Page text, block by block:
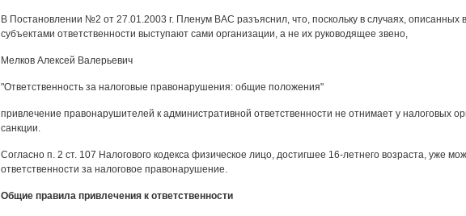
В Постановлении №2 от 27.01.2003 г. Пленум ВАС разъяснил, что, поскольку в случаях, описанных в
субъектами ответственности выступают сами организации, а не их руководящее звено,
Мелков Алексей Валерьевич
"Ответственность за налоговые правонарушения: общие положения"
привлечение правонарушителей к административной ответственности не отнимает у налоговых
санкции.
Согласно п. 2 ст. 107 Налогового кодекса физическое лицо, достигшее 16-летнего возраста, уже
ответственности за налоговое правонарушение.
Общие правила привлечения к ответственности